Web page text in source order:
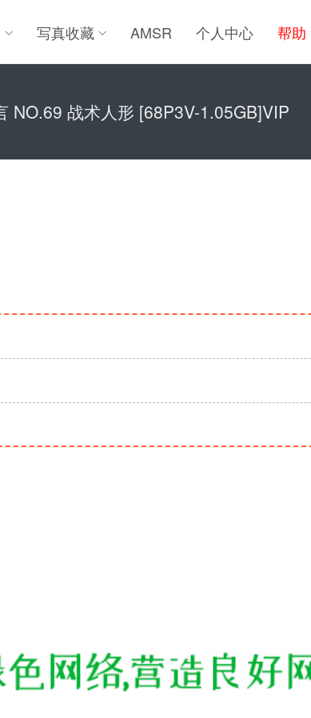
写真收藏 AMSR 个人中心 帮助
NO.69 战术人形 [68P3V-1.05GB]VIP